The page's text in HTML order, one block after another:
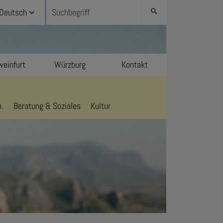
search
Beratung & Soziales Kultur
Würzburg Kontakt